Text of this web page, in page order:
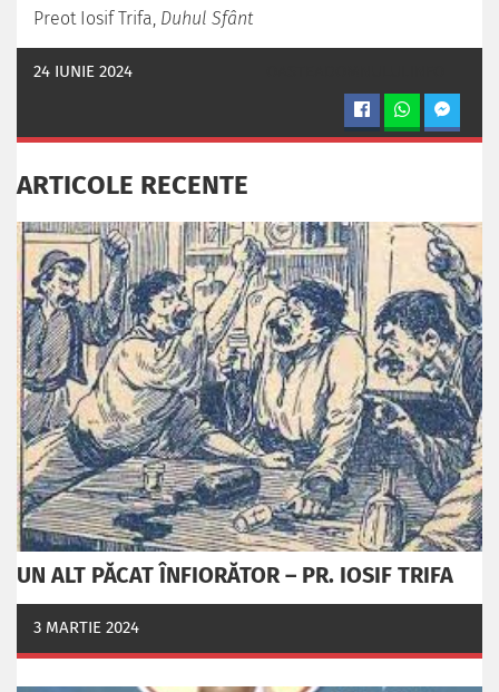
Preot Iosif Trifa, Duhul Sfânt
24 IUNIE 2024
ARTICOLE RECENTE
UN ALT PĂCAT ÎNFIORĂTOR – PR. IOSIF TRIFA
3 MARTIE 2024